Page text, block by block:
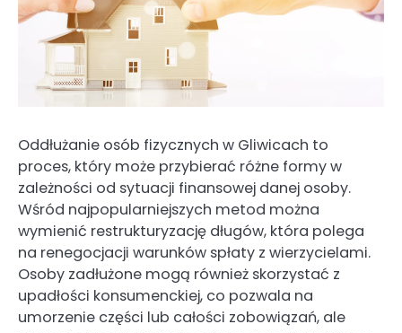
Oddłużanie osób fizycznych w Gliwicach to
proces, który może przybierać różne formy w
zależności od sytuacji finansowej danej osoby.
Wśród najpopularniejszych metod można
wymienić restrukturyzację długów, która polega
na renegocjacji warunków spłaty z wierzycielami.
Osoby zadłużone mogą również skorzystać z
upadłości konsumenckiej, co pozwala na
umorzenie części lub całości zobowiązań, ale